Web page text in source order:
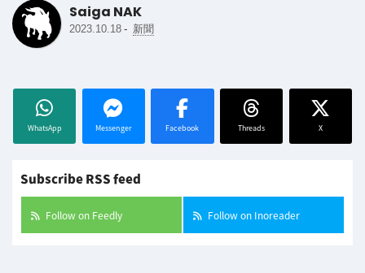
Saiga NAK
2023.10.18 - 新聞
WhatsApp Messenger Facebook Threads X
Subscribe RSS feed
Follow on Feedly Follow on Inoreader